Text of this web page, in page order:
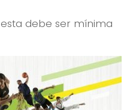
debe ser mínima